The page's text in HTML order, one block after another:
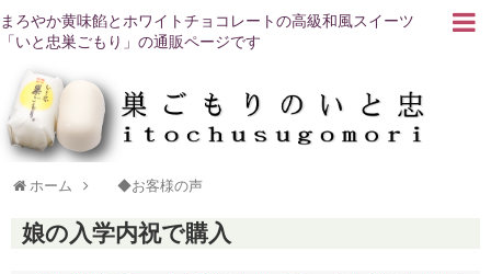
まろやか黄味餡とホワイトチョコレートの高級和風スイーツ
「いと忠巣ごもり」の通販ページです
ホーム ◆お客様の声
娘の入学内祝で購入